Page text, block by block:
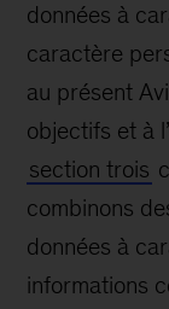
données à
caractère
au présent
objectifs et à
section trois
combinons
données à
informations